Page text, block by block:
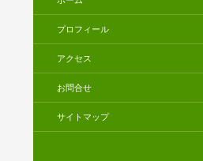
プロフィール
アクセス
お問合せ
サイトマップ